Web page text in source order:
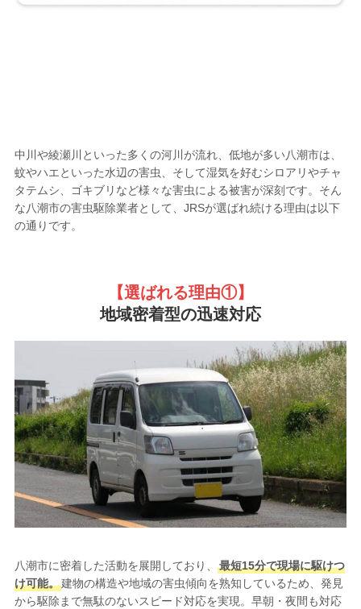
中川や綾瀬川といった多くの河川が流れ、低地が多い八潮市は、
蚊やハエといった水辺の害虫、そして湿気を好むシロアリやチャ
タテムシ、ゴキブリなど様々な害虫による被害が深刻です。そん
な八潮市の害虫駆除業者として、JRSが選ばれ続ける理由は以下
の通りです。
【選ばれる理由①】
地域密着型の迅速対応
八潮市に密着した活動を展開しており、
最短15分で現場に駆けつ
け可能。建物の構造や地域の害虫傾向を熟知しているため、発見
から駆除まで無駄のないスピード対応を実現。早朝・夜間も対応